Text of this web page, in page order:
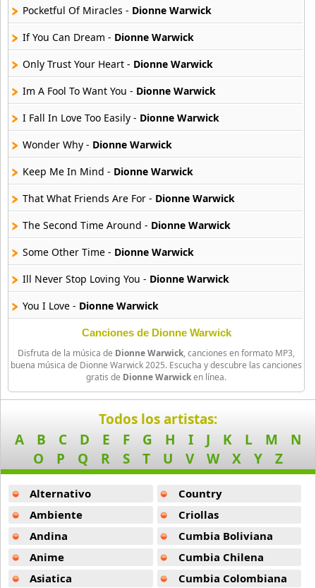
Asmir Young
36 músicas online
44 músicas online
B J Thomas
18 músicas online
Bellakath
27 músicas online
Benson Boone
16 músicas online
Beret
50 músicas online
Big Time Rush
14 músicas online
61 músicas online
Billie Eilish
Birdy
9 músicas online
Black Dub
Blackbird Blackbird
19 músicas online
Bob
Pocketful Of Miracles - Dionne Warwick
If You Can Dream - Dionne Warwick
Only Trust Your Heart - Dionne Warwick
Im A Fool To Want You - Dionne Warwick
I Fall In Love Too Easily - Dionne Warwick
Wonder Why - Dionne Warwick
Keep Me In Mind - Dionne Warwick
That What Friends Are For - Dionne Warwick
The Second Time Around - Dionne Warwick
Some Other Time - Dionne Warwick
Ill Never Stop Loving You - Dionne Warwick
You I Love - Dionne Warwick
Canciones de Dionne Warwick
Disfruta de la música de Dionne Warwick, canciones en formato MP3,
buena música de Dionne Warwick 2025. Escucha y descubre las canciones
gratis de Dionne Warwicken línea.
Todos los artistas:
A
B C D E F G H I J K L M
N
O
P Q R S T U V W X Y Z
Alternativo
Ambiente
Andina
Anime
Asiatica
Country
Criollas
Cumbia Boliviana
Cumbia Chilena
Cumbia Colombiana